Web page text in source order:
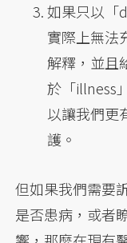
如果只以「
實際上無法
解釋，並且
於「illness
以讓我們更
護。
但如果我們需要
是否患病，或者